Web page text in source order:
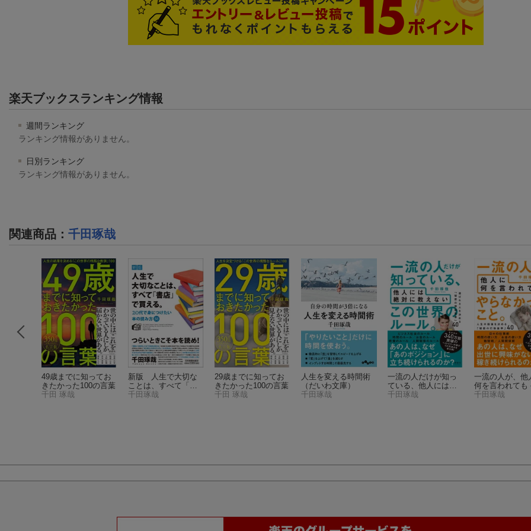
楽天ブックスランキング情報
週間ランキング
ランキング情報がありません。
日別ランキング
ランキング情報がありません。
関連商品 ： 千田琢哉
49歳までに知ってお
きたかった100の言葉
千田 琢哉
新版 人生で大切な
ことは、すべて「書
店」で買える。
千田琢哉
29歳までに知ってお
きたかった100の言葉
千田 琢哉
人生を変える時間術
（だいわ文庫）
千田琢哉
一流の人だけが知っ
ている、他人には絶
対に教えない この世
千田琢哉
一流の人が、他
何を言われても
なかったこと。
千田琢哉